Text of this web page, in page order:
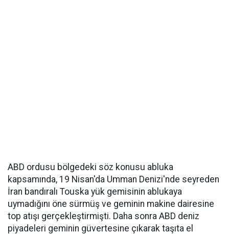
ABD ordusu bölgedeki söz konusu abluka
kapsamında, 19 Nisan'da Umman Denizi'nde seyreden
İran bandıralı Touska yük gemisinin ablukaya
uymadığını öne sürmüş ve geminin makine dairesine
top atışı gerçekleştirmişti. Daha sonra ABD deniz
piyadeleri geminin güvertesine çıkarak taşıta el